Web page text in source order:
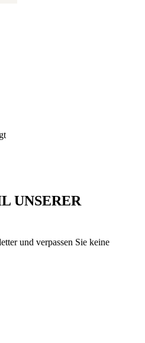
UNSERER
und verpassen Sie keine